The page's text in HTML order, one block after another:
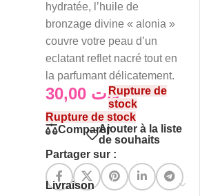
hydratée, l’huile de
bronzage divine « alonia »
couvre votre peau d’un
eclatant reflet nacré tout en
la parfumant délicatement.
د.تRupture de
stock
Rupture de stock
ComparerAjouter à la liste
de souhaits
Partager sur :
Livraison